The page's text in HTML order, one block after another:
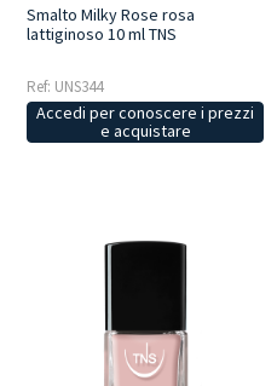
Smalto Milky Rose rosa
lattiginoso 10 ml TNS
Ref: UNS344
Accedi per conoscere i prezzi
e acquistare